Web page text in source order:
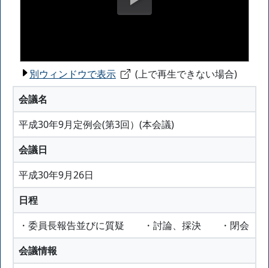
別ウィンドウで表示
(上で再生できない場合)
会議名
平成30年9月定例会(第3回）(本会議)
会議日
平成30年9月26日
日程
・委員長報告並びに質疑 ・討論、採決 ・閉会
会議情報